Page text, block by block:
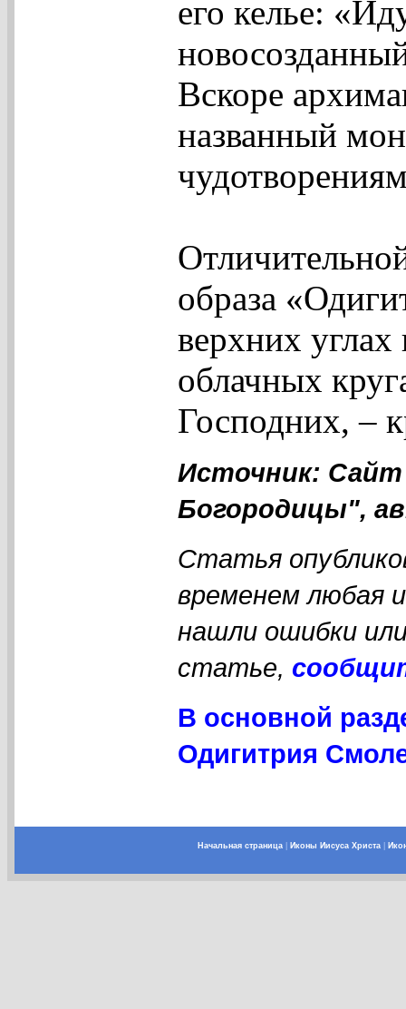
его келье:
Вскоре
названный
образа
верхних
облачных
Господних, –
Источник:
Богородицы",
Статья
временем любая
нашли ошибки
статье,
В основной
Одигитрия
Начальная страница| Иконы Иисуса Христа|